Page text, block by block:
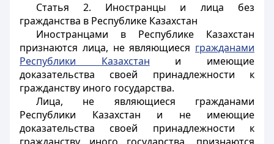
Статья 2. Иностранцы и лица без
гражданства в Республике Казахстан
Иностранцами в Республике Казахстан
признаются лица, не являющиеся гражданами
Республики Казахстан и имеющие
доказательства своей принадлежности к
гражданству иного государства.
Лица, не являющиеся гражданами
Республики Казахстан и не имеющие
доказательства своей принадлежности к